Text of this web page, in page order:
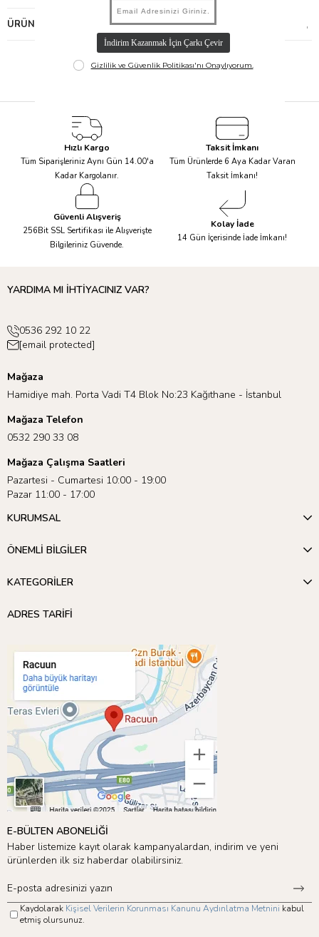
ÜRÜN ÖNERILERI
Hızlı Kargo
Tüm Siparişleriniz Aynı Gün 14.00'a
Kadar Kargolanır.
Taksit İmkanı
Tüm Ürünlerde 6 Aya Kadar Varan
Taksit İmkanı!
Güvenli Alışveriş
256Bit SSL Sertifikası ile Alışverişte
Bilgileriniz Güvende.
Kolay İade
14 Gün İçerisinde İade İmkanı!
YARDIMA MI İHTİYACINIZ VAR?
0536 292 10 22
[email protected]
Mağaza
Hamidiye mah. Porta Vadi T4 Blok No:23 Kağıthane - İstanbul
Mağaza Telefon
0532 290 33 08
Mağaza Çalışma Saatleri
Pazartesi - Cumartesi 10:00 - 19:00
Pazar 11:00 - 17:00
KURUMSAL
ÖNEMLİ BİLGİLER
KATEGORİLER
ADRES TARİFİ
E-BÜLTEN ABONELİĞİ
Haber listemize kayıt olarak kampanyalardan, indirim ve yeni
ürünlerden ilk siz haberdar olabilirsiniz.
Kaydolarak Kişisel Verilerin Korunması Kanunu Aydınlatma Metnini kabul
etmiş olursunuz.